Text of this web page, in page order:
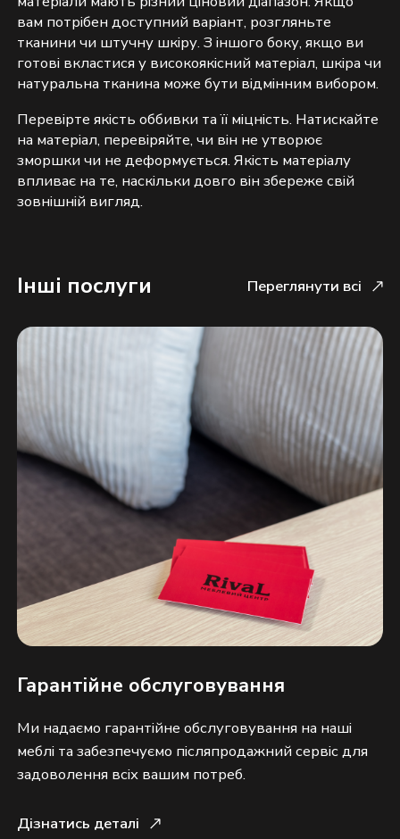
вам потрібен доступний варіант, розгляньте
тканини чи штучну шкіру. З іншого боку, якщо ви
готові вкластися у високоякісний матеріал, шкіра чи
натуральна тканина може бути відмінним вибором.
Перевірте якість оббивки та її міцність. Натискайте
на матеріал, перевіряйте, чи він не утворює
зморшки чи не деформується. Якість матеріалу
впливає на те, наскільки довго він збереже свій
зовнішній вигляд.
Інші послуги Переглянути всі
Гарантійне обслуговування
Ми надаємо гарантійне обслуговування на наші
меблі та забезпечуємо післяпродажний сервіс для
задоволення всіх вашим потреб.
Дізнатись деталі